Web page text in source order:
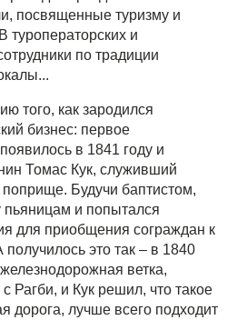
посвященные туризму и
туроператорских и
по традиции
того, как зародился
бизнес: первое
в 1841 году и
Томас Кук, служивший
Будучи баптистом,
пьяницам и попытался
для приобщения сограждан к
это так – в 1840
ветка,
Рагби, и Кук решил, что такое
дорога, лучше всего подходит